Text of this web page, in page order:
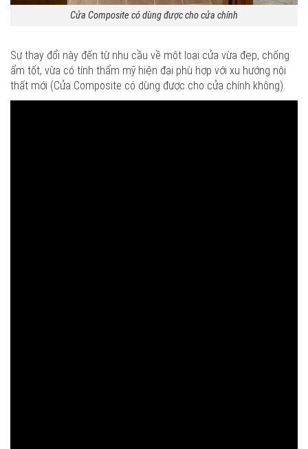
Cửa Composite có dùng được cho cửa chính
Sự thay đổi này đến từ nhu cầu về một loại cửa vừa đẹp, chống
ẩm tốt, vừa có tính thẩm mỹ hiện đại phù hợp với xu hướng nội
thất mới (Cửa Composite có dùng được cho cửa chính không).